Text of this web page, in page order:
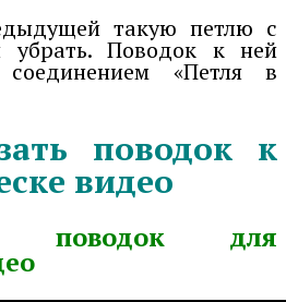
такую петлю с
убрать. Поводок к ней
«Петля в
поводок к
видео
поводок для